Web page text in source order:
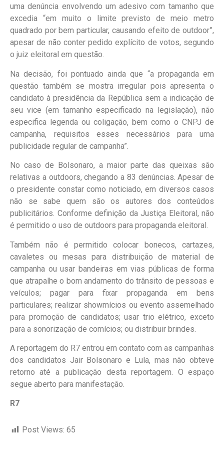
uma denúncia envolvendo um adesivo com tamanho que
excedia “em muito o limite previsto de meio metro
quadrado por bem particular, causando efeito de outdoor”,
apesar de não conter pedido explícito de votos, segundo
o juiz eleitoral em questão.
Na decisão, foi pontuado ainda que “a propaganda em
questão também se mostra irregular pois apresenta o
candidato à presidência da República sem a indicação de
seu vice (em tamanho especificado na legislação), não
especifica legenda ou coligação, bem como o CNPJ de
campanha, requisitos esses necessários para uma
publicidade regular de campanha”.
No caso de Bolsonaro, a maior parte das queixas são
relativas a outdoors, chegando a 83 denúncias. Apesar de
o presidente constar como noticiado, em diversos casos
não se sabe quem são os autores dos conteúdos
publicitários. Conforme definição da Justiça Eleitoral, não
é permitido o uso de outdoors para propaganda eleitoral.
Também não é permitido colocar bonecos, cartazes,
cavaletes ou mesas para distribuição de material de
campanha ou usar bandeiras em vias públicas de forma
que atrapalhe o bom andamento do trânsito de pessoas e
veículos; pagar para fixar propaganda em bens
particulares; realizar showmícios ou evento assemelhado
para promoção de candidatos; usar trio elétrico, exceto
para a sonorização de comícios; ou distribuir brindes.
A reportagem do R7 entrou em contato com as campanhas
dos candidatos Jair Bolsonaro e Lula, mas não obteve
retorno até a publicação desta reportagem. O espaço
segue aberto para manifestação.
R7
Post Views: 65